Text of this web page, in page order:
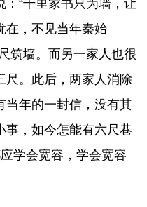
“千里家书只为墙，让
在，不见当年秦始
筑墙。而另一家人也很
尺。此后，两家人消除
当年的一封信，没有其
事，如今怎能有六尺巷
学会宽容，学会宽容